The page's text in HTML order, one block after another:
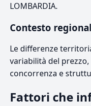
LOMBARDIA.
Contesto
Le differenze
variabilità del
concorrenza e
Fattori che